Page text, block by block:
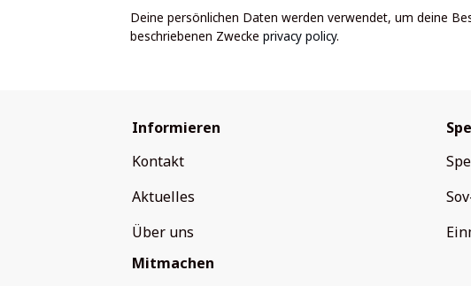
Deine persönlichen Daten werden verwendet, um deine
beschriebenen Zwecke privacy policy.
Informieren
Kontakt
Aktuelles
Über uns
Mitmachen